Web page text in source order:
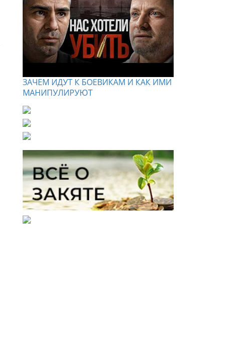
ЗАЧЕМ ИДУТ К БОЕВИКАМ И КАК ИМИ
МАНИПУЛИРУЮТ